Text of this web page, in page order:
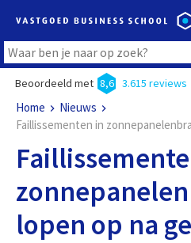
Beoordeeld met 8,6 3.615 reviews
Home
Nieuws
Faillissementen in
lopen op na